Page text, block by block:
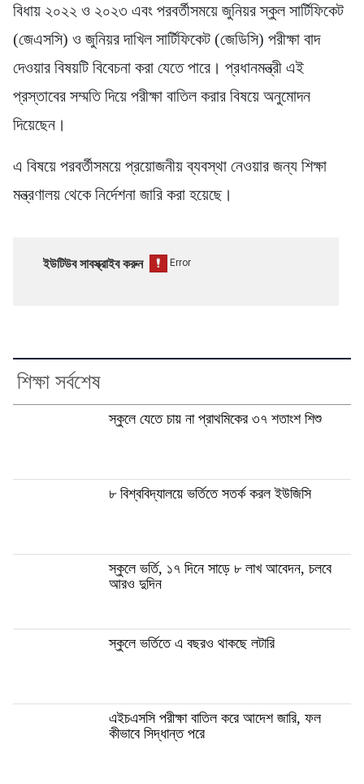
বিধায় ২০২২ ও ২০২৩ এবং পরবর্তীসময়ে জুনিয়র স্কুল সার্টিফিকেট
(জেএসসি) ও জুনিয়র দাখিল সার্টিফিকেট (জেডিসি) পরীক্ষা বাদ
দেওয়ার বিষয়টি বিবেচনা করা যেতে পারে। প্রধানমন্ত্রী এই
প্রস্তাবের সম্মতি দিয়ে পরীক্ষা বাতিল করার বিষয়ে অনুমোদন
দিয়েছেন।
এ বিষয়ে পরবর্তীসময়ে প্রয়োজনীয় ব্যবস্থা নেওয়ার জন্য শিক্ষা
মন্ত্রণালয় থেকে নির্দেশনা জারি করা হয়েছে।
ইউটিউব সাবস্ক্রাইব করুন
শিক্ষা সর্বশেষ
স্কুলে যেতে চায় না প্রাথমিকের ৩৭ শতাংশ শিশু
৮ বিশ্ববিদ্যালয়ে ভর্তিতে সতর্ক করল ইউজিসি
স্কুলে ভর্তি, ১৭ দিনে সাড়ে ৮ লাখ আবেদন, চলবে
আরও দুদিন
স্কুলে ভর্তিতে এ বছরও থাকছে লটারি
এইচএসসি পরীক্ষা বাতিল করে আদেশ জারি, ফল
কীভাবে সিদ্ধান্ত পরে